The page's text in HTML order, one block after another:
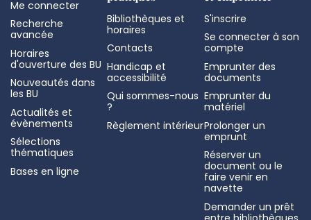
Me connecter
Recherche
avancée
Horaires
d'ouverture des BU
Nouveautés dans
les BU
Actualités et
évènements
Sélections
thématiques
Bases en ligne
Bibliothèques et
horaires
Contacts
Handicap et
accessibilité
Qui sommes-nous
?
Règlement intérieur
S'inscrire
Se connecter à son
compte
Emprunter des
documents
Emprunter du
matériel
Prolonger un
emprunt
Réserver un
document ou le
faire venir en
navette
Demander un prêt